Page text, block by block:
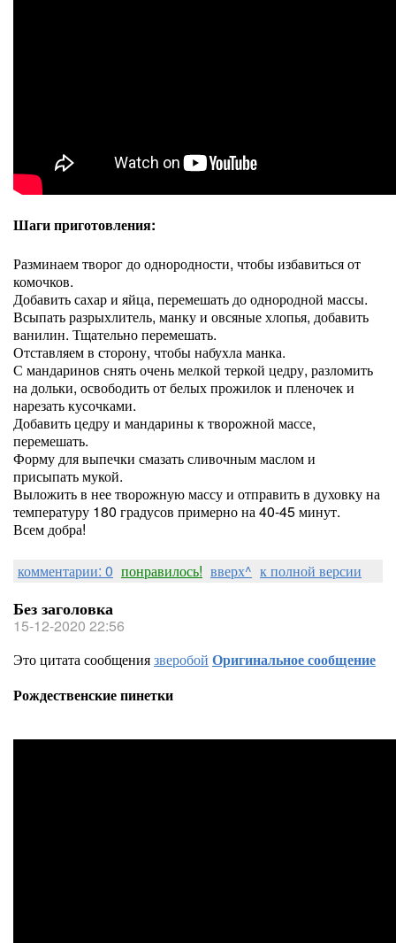
Шаги приготовления:
Разминаем творог до однородности, чтобы избавиться от
комочков.
Добавить сахар и яйца, перемешать до однородной массы.
Всыпать разрыхлитель, манку и овсяные хлопья, добавить
ванилин. Тщательно перемешать.
Отставляем в сторону, чтобы набухла манка.
С мандаринов снять очень мелкой теркой цедру, разломить
на дольки, освободить от белых прожилок и пленочек и
нарезать кусочками.
Добавить цедру и мандарины к творожной массе,
перемешать.
Форму для выпечки смазать сливочным маслом и
присыпать мукой.
Выложить в нее творожную массу и отправить в духовку на
температуру 180 градусов примерно на 40-45 минут.
Всем добра!
комментарии: 0 понравилось! вверх^ к полной версии
Без заголовка
15-12-2020 22:56
Это цитата сообщениязверобой Оригинальное сообщение
Рождественские пинетки